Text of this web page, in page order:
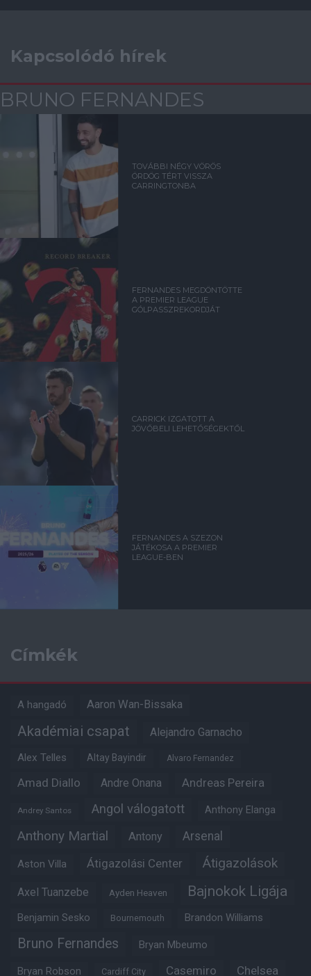
Kapcsolódó hírek
BRUNO FERNANDES
TOVÁBBI NÉGY VÖRÖS
ÖRDÖG TÉRT VISSZA
CARRINGTONBA
FERNANDES MEGDÖNTÖTTE
A PREMIER LEAGUE
GÓLPASSZREKORDJÁT
CARRICK IZGATOTT A
JÖVŐBELI LEHETŐSÉGEKTŐL
FERNANDES A SZEZON
JÁTÉKOSA A PREMIER
LEAGUE-BEN
Címkék
A hangadó Aaron Wan-Bissaka
Akadémiai csapat Alejandro Garnacho
Alex Telles Altay Bayindir Alvaro Fernandez
Amad Diallo Andre Onana Andreas Pereira
Andrey Santos Angol válogatott Anthony Elanga
Anthony Martial Antony Arsenal
Aston Villa Átigazolási Center Átigazolások
Axel Tuanzebe Ayden Heaven Bajnokok Ligája
Benjamin Sesko Bournemouth Brandon Williams
Bruno Fernandes Bryan Mbeumo
Bryan Robson Cardiff City Casemiro Chelsea